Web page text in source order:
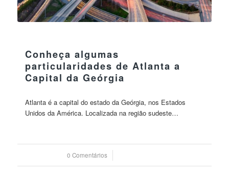
Conheça algumas
particularidades de Atlanta a
Capital da Geórgia
Atlanta é a capital do estado da Geórgia, nos Estados
Unidos da América. Localizada na região sudeste…
0 Comentários
/